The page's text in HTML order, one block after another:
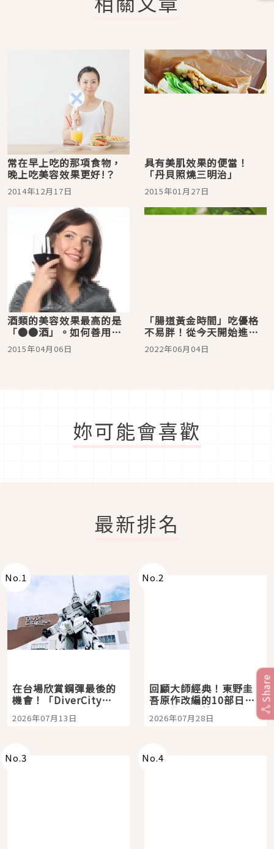
常在早上吃的那項食物，
晚上吃美容效果更好!？
2014年12月17日
具有美肌效果的便當！
「丹貝照燒三明治」
2015年01月27日
酒類的美容效果最高的是
「●●酒」。如何善用它
的能量呢？
2015年04月06日
「腸道黃金時間」吃優格
不易胖！從今天開始進行
『夜晚優格減肥法』吧
2022年06月04日
妳可能會喜歡
最新排名
No.1
在台場欣賞鋼彈最後的
機會！「DiverCity
Tokyo Plaza」搭船、
購物、美食及夜景，一
2026年07月13日
No.2
回顧大師經典！東野圭
吾原作改編的10部日本
影視作品推薦
2026年07月28日
No.3 No.4
Share